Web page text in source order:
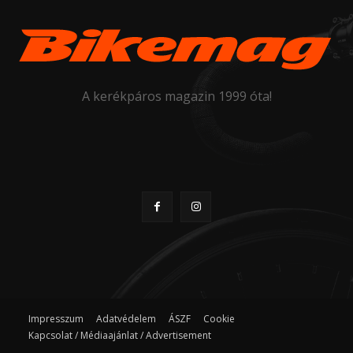
A kerékpáros magazin 1999 óta!
Impresszum Adatvédelem ÁSZF
Cookie
Kapcsolat / Médiaajánlat / Advertisement